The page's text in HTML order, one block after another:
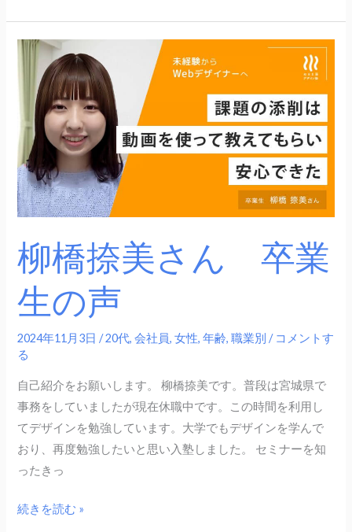
柳橋捺美さん 卒業
生の声
2024年11月3日/20代,会社員,女性,年齢,職業別 / コメントす
る
自己紹介をお願いします。 柳橋捺美です。普段は宮城県で
事務をしていましたが現在休職中です。この時間を利用し
てデザインを勉強しています。大学でもデザインを学んで
おり、再度勉強したいと思い入塾しました。 セミナーを知
ったきっ
柳
さ
ん
卒
業
生
の
声
続きを読む »